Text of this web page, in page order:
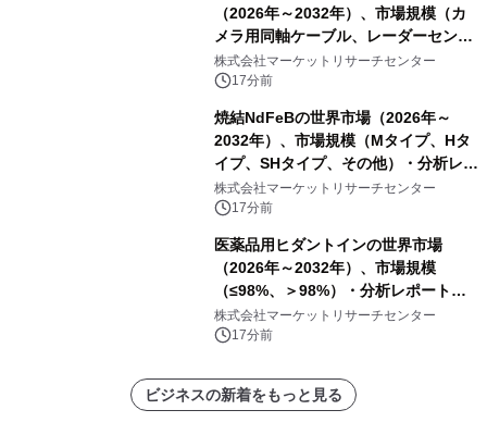
（2026年～2032年）、市場規模（カ
メラ用同軸ケーブル、レーダーセンサ
ー用同軸ケーブル、ディスプレイ用同
軸ケーブル、アンテナ用同軸ケーブ
株式会社マーケットリサーチセンター
17分前
焼結NdFeBの世界市場（2026年～
2032年）、市場規模（Mタイプ、Hタ
イプ、SHタイプ、その他）・分析レポ
ートを発表
株式会社マーケットリサーチセンター
17分前
医薬品用ヒダントインの世界市場
（2026年～2032年）、市場規模
（≤98%、＞98%）・分析レポートを
発表
株式会社マーケットリサーチセンター
17分前
ビジネスの新着をもっと見る